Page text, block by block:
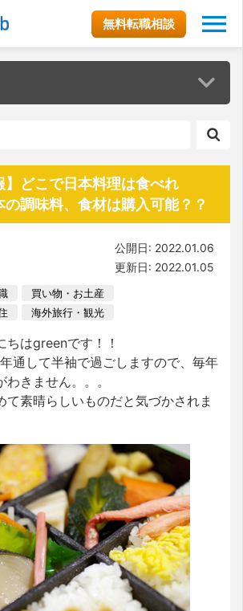
無料転職相談
】どこで日本料理は食べれ
の調味料、食材は購入可能？？
公開日: 2022.01.06
更新日: 2022.01.05
買い物・お土産
海外旅行・観光
ちはgreenです！！
通して半袖で過ごしますので、毎年
きません。。。
て素晴らしいものだと気づかされま